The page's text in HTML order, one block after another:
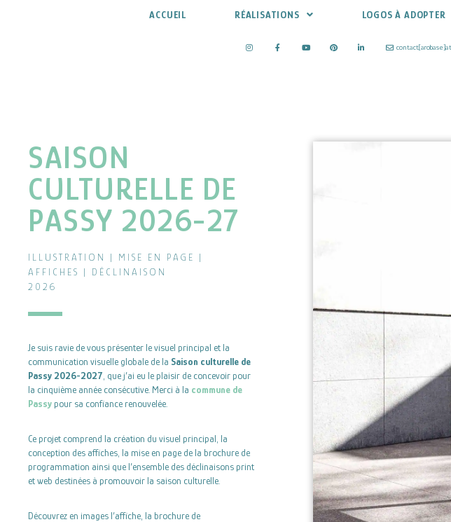
ACCUEIL RÉALISATIONS LOGOS À ADOPTER
SAISON
CULTURELLE DE
PASSY 2026-27
ILLUSTRATION | MISE EN PAGE |
AFFICHES | DÉCLINAISON
2026
Je suis ravie de vous présenter le visuel principal et la
communication visuelle globale de la Saison culturelle de
Passy 2026-2027 , que j’ai eu le plaisir de concevoir pour
la cinquième année consécutive. Merci à la commune de
Passy pour sa confiance renouvelée.
Ce projet comprend la création du visuel principal, la
conception des affiches, la mise en page de la brochure de
programmation ainsi que l’ensemble des déclinaisons print
et web destinées à promouvoir la saison culturelle.
Découvrez en images l’affiche, la brochure de